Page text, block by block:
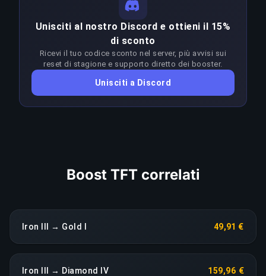
costante nella fascia Iron III–Emerald IV richiede
un'abilità molto superiore al rank target. I
booster adattano l'approccio a ogni patch per
restare in vantaggio sul meta; qualsiasi calo di
rendimento prolungato fa scattare una
riassegnazione immediata senza costi aggiuntivi.
Unisciti al nostro Discord e ottieni il 15%
di sconto
Ricevi il tuo codice sconto nel server, più avvisi sui
reset di stagione e supporto diretto dei booster.
Unisciti a Discord
Boost TFT correlati
Iron III → Gold I 49,91 €
Iron III → Diamond IV 159,96 €